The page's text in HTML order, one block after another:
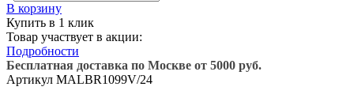
В корзину
Купить в 1 клик
Товар участвует в акции:
Подробности
Бесплатная доставка по Москве от 5000 руб.
Артикул MALBR1099V/24